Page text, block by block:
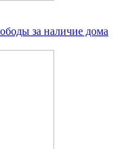
за наличие дома